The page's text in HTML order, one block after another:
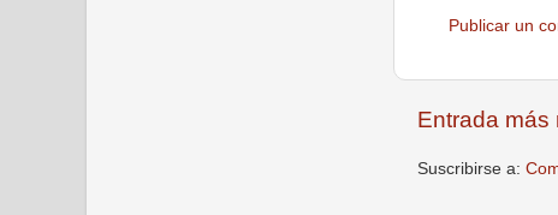
Publicar un
Entrada más
Suscribirse a: